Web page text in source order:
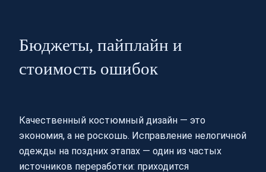
Бюджеты, пайплайн и
стоимость ошибок
Качественный костюмный дизайн — это
экономия, а не роскошь. Исправление нелогичной
одежды на поздних этапах — один из частых
источников переработки: приходится